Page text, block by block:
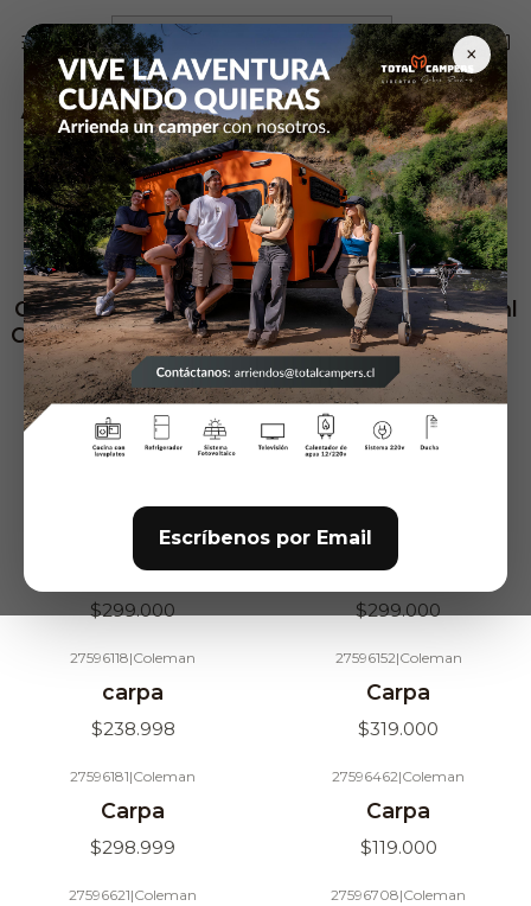
×
Escríbenos por Email
Inicio Articulos de Camping
Articulos de Camping
Filtros
Agotado
17181001|
Carpa De Techo Total
Campers Con Vestidor
$1.300.000
27591085|Coleman
Coleman Brew 600ml
negro
$13.900
27594749 Coleman
Termo
27594770 Coleman
Termo
Coleman
Catre
$299.000
27596011
Carpa
$299.000
27596118|Coleman
carpa
$238.998
27596152|Coleman
Carpa
$319.000
27596181|Coleman
Carpa
$298.999
27596462|Coleman
Carpa
$119.000
27596621|Coleman 27596708|Coleman